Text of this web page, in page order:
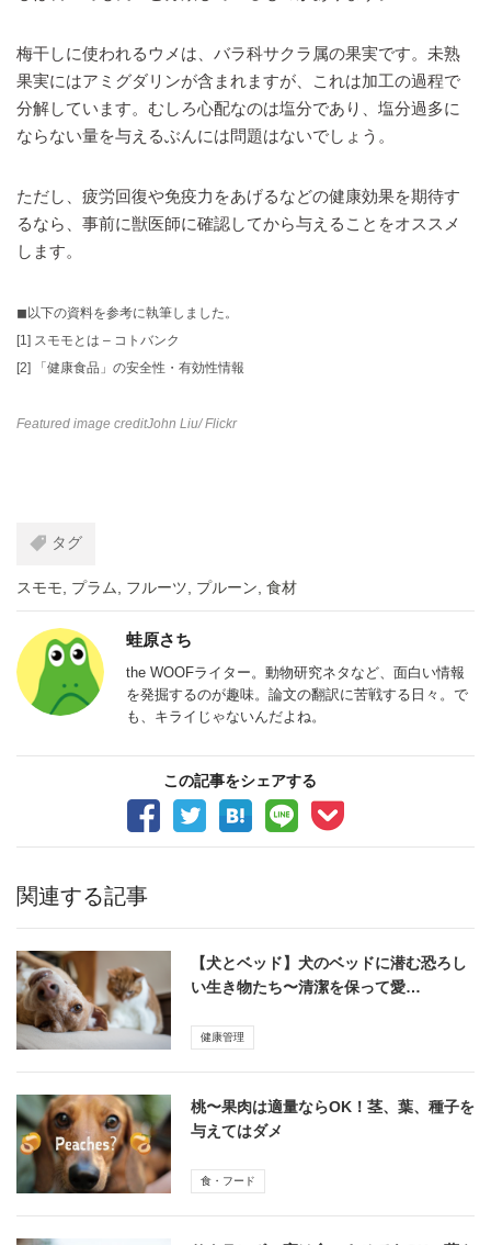
梅干しに使われるウメは、バラ科サクラ属の果実です。未熟
果実にはアミグダリンが含まれますが、これは加工の過程で
分解しています。むしろ心配なのは塩分であり、塩分過多に
ならない量を与えるぶんには問題はないでしょう。
ただし、疲労回復や免疫力をあげるなどの健康効果を期待す
るなら、事前に獣医師に確認してから与えることをオススメ
します。
◼︎以下の資料を参考に執筆しました。
[1] スモモとは – コトバンク
[2]
「健康食品」の安全性・有効性情報
Featured image creditJohn Liu/ Flickr
タグ
スモモ プラム フルーツ プルーン 食材
蛙原さち
the WOOFライター。動物研究ネタなど、面白い情報
を発掘するのが趣味。論文の翻訳に苦戦する日々。で
も、キライじゃないんだよね。
この記事をシェアする
関連する記事
【犬とベッド】犬のベッドに潜む恐ろし
い生き物たち〜清潔を保って愛…
健康管理
桃〜果肉は適量ならOK！茎、葉、種子を
与えてはダメ
食・フード